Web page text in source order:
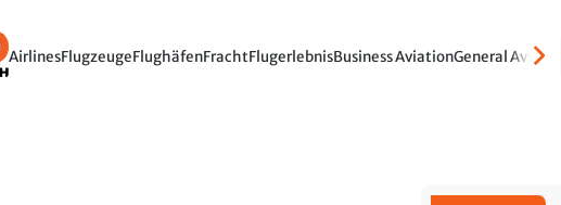
AirlinesFlugzeugeFlughäfenFrachtFlugerlebnisBusiness AviationGeneral Aviation